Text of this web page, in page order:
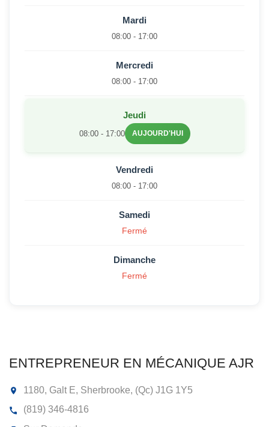
Mardi
08:00 - 17:00
Mercredi
08:00 - 17:00
Jeudi
08:00 - 17:00 AUJOURD'HUI
Vendredi
08:00 - 17:00
Samedi
Fermé
Dimanche
Fermé